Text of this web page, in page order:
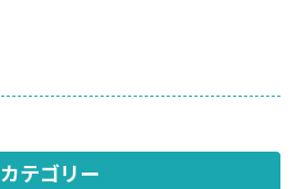
カテゴリー